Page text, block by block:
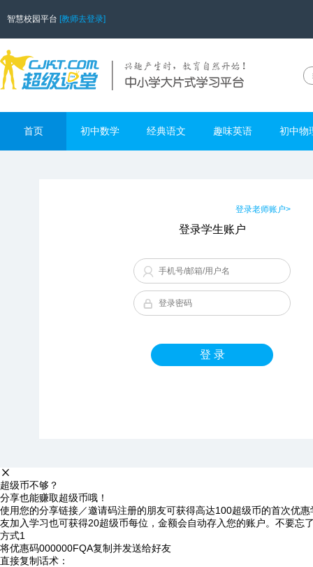
智慧校园平台 [教师去登录]
首页 初中数学 经典语文 趣味英语 初中物
登录老师账户>
登录学生账户
登 录
超级币不够？
分享也能赚取超级币哦！
使用您的分享链接／邀请码注册的朋友可获得高达100超级币的首次优
友加入学习也可获得20超级币每位，金额会自动存入您的账户。不要忘
方式1
将优惠码000000FQA复制并发送给好友
直接复制话术：